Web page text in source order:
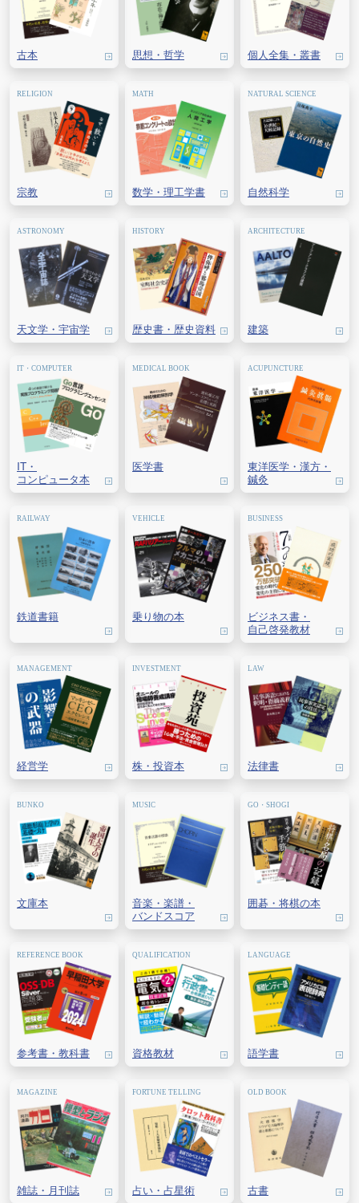
金融財政事情研究会
国際商事法研究所
経済法令研究会
産労総合研究所
青林書院
日本加除出版
日本評論社
日本法令
判例タイムズ社
法曹会
法律情報出版
民事法研究会
有斐閣
古本 思想・ 哲学 個人全集・ 叢書
宗教 数学・ 理工学書 自然科学
天文学・ 宇宙学 歴史書・ 歴史資料 建築
IT・
コンピュータ本
医学書 東洋医学・ 漢方・
鍼灸
鉄道書籍 乗り物の本
ビジネス書・
自己啓発教材
経営学 株・ 投資本 法律書
文庫本 音楽・ 楽譜・
バンドスコア
囲碁・ 将棋の本
参考書・教科書 資格教材 語学書
雑誌・ 月刊誌 占い・ 占星術 古書